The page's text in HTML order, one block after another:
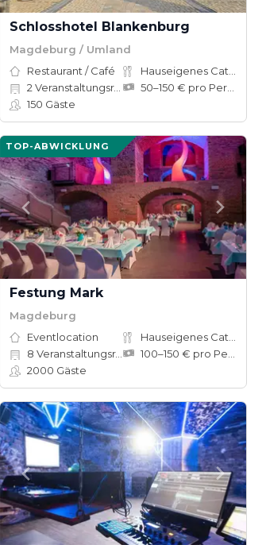
Schlosshotel Blankenburg
Magdeburg / Umland
Restaurant / Café
2 Veranstaltungsräume
150 Gäste
TOP-ABWICKLUNG
Festung Mark
Magdeburg
Eventlocation
8 Veranstaltungsräume
2000 Gäste